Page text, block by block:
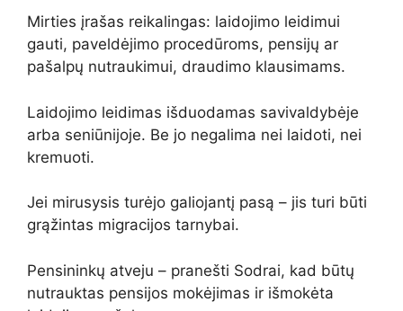
Mirties įrašas reikalingas: laidojimo leidimui
gauti, paveldėjimo procedūroms, pensijų ar
pašalpų nutraukimui, draudimo klausimams.
Laidojimo leidimas išduodamas savivaldybėje
arba seniūnijoje. Be jo negalima nei laidoti, nei
kremuoti.
Jei mirusysis turėjo galiojantį pasą – jis turi būti
grąžintas migracijos tarnybai.
Pensininkų atveju – pranešti Sodrai, kad būtų
nutrauktas pensijos mokėjimas ir išmokėta